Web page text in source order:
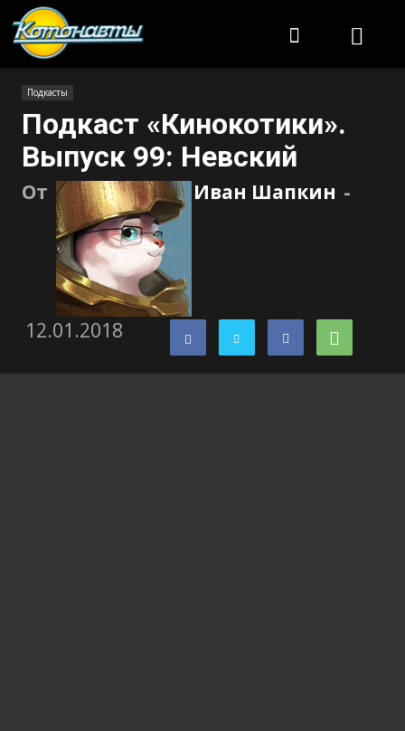
Подкасты
Подкаст «Кинокотики».
Выпуск 99: Невский
От Иван Шапкин -
12.01.2018